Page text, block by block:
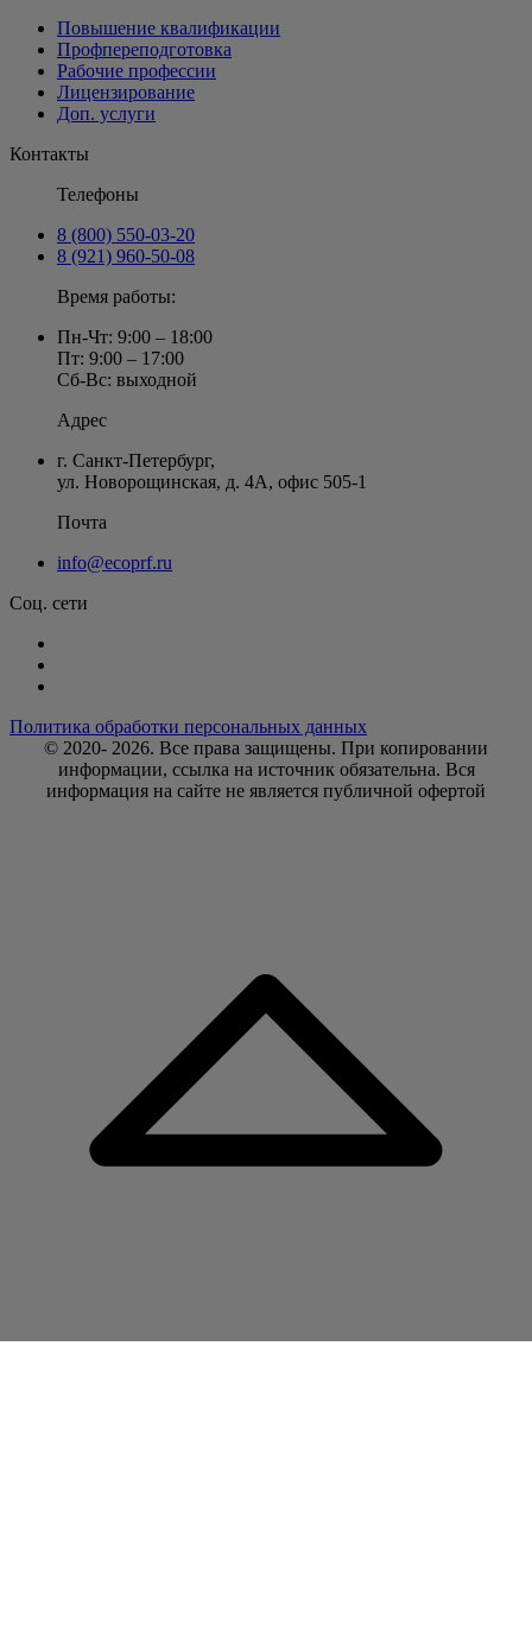
Повышение квалификации
Профпереподготовка
Рабочие профессии
Лицензирование
Доп. услуги
Контакты
Телефоны
8 (800) 550-03-20
8 (921) 960-50-08
Время работы:
Пн-Чт: 9:00 – 18:00
Пт: 9:00 – 17:00
Сб-Вс: выходной
Адрес
г. Санкт-Петербург,
ул. Новорощинская, д. 4А, офис 505-1
Почта
info@ecoprf.ru
Соц. сети
Политика обработки персональных данных
© 2020- 2026. Bce права защищены. При копировании
информации, ссылка на источник обязательна. Вся
информация на сайте не является публичной офертой